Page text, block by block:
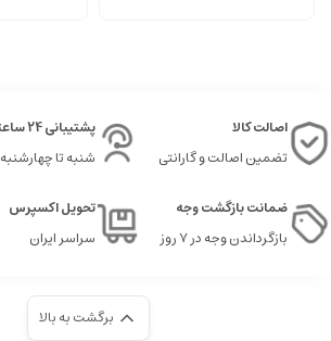
اصالت کالا
تضمین اصالت و گارانتی
پشتیبانی 24 ساعته
شنبه تا چهارشنبه
ضمانت بازگشت وجه
بازگرداندن وجه در ۷ روز
تحویل اکسپرس
سراسر ایران
برگشت به بالا